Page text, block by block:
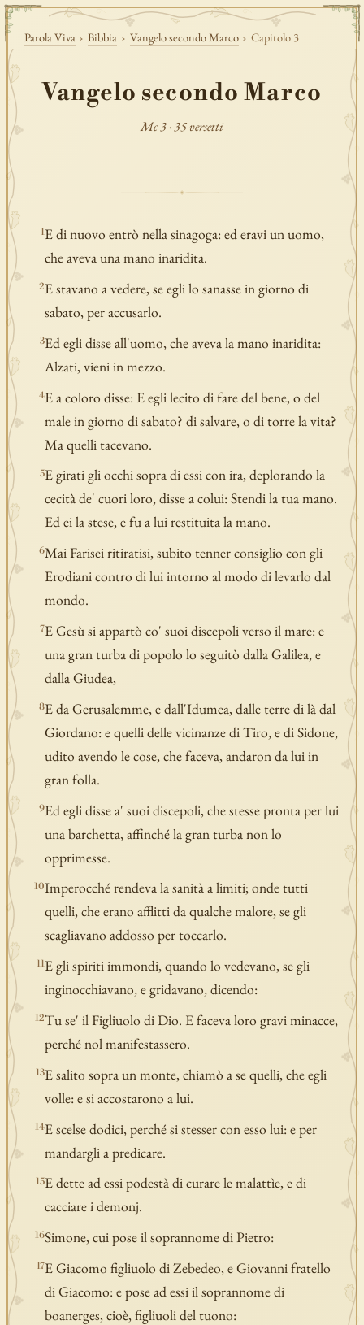
Parola Viva › Bibbia › Vangelo secondo Marco › Capitolo 3
Vangelo secondo Marco
Mc 3 · 35 versetti
1E di nuovo entrò nella sinagoga: ed eravi un uomo,
che aveva una mano inaridita.
2E stavano a vedere, se egli lo sanasse in giorno di
sabato, per accusarlo.
3Ed egli disse all'uomo, che aveva la mano inaridita:
Alzati, vieni in mezzo.
4E a coloro disse: E egli lecito di fare del bene, o del
male in giorno di sabato? di salvare, o di torre la vita?
Ma quelli tacevano.
5E girati gli occhi sopra di essi con ira, deplorando la
cecità de' cuori loro, disse a colui: Stendi la tua mano.
Ed ei la stese, e fu a lui restituita la mano.
6Mai Farisei ritiratisi, subito tenner consiglio con gli
Erodiani contro di lui intorno al modo di levarlo dal
mondo.
7E Gesù si appartò co' suoi discepoli verso il mare: e
una gran turba di popolo lo seguitò dalla Galilea, e
dalla Giudea,
8E da Gerusalemme, e dall'Idumea, dalle terre di là dal
Giordano: e quelli delle vicinanze di Tiro, e di Sidone,
udito avendo le cose, che faceva, andaron da lui in
gran folla.
9Ed egli disse a' suoi discepoli, che stesse pronta per lui
una barchetta, affinché la gran turba non lo
opprimesse.
10Imperocché rendeva la sanità a limiti; onde tutti
quelli, che erano afflitti da qualche malore, se gli
scagliavano addosso per toccarlo.
11E gli spiriti immondi, quando lo vedevano, se gli
inginocchiavano, e gridavano, dicendo:
12Tu se' il Figliuolo di Dio. E faceva loro gravi minacce,
perché nol manifestassero.
13E salito sopra un monte, chiamò a se quelli, che egli
volle: e si accostarono a lui.
14E scelse dodici, perché si stesser con esso lui: e per
mandargli a predicare.
15E dette ad essi podestà di curare le malattìe, e di
cacciare i demonj.
16Simone, cui pose il soprannome di Pietro:
17E Giacomo figliuolo di Zebedeo, e Giovanni fratello
di Giacomo: e pose ad essi il soprannome di
boanerges, cioè, figliuoli del tuono: